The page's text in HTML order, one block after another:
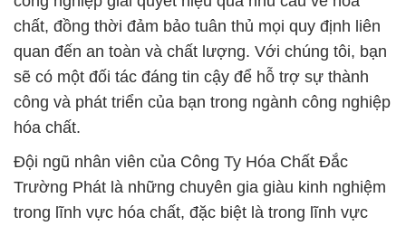
chất, đồng thời đảm bảo tuân thủ mọi quy định liên
quan đến an toàn và chất lượng. Với chúng tôi, bạn
sẽ có một đối tác đáng tin cậy để hỗ trợ sự thành
công và phát triển của bạn trong ngành công nghiệp
hóa chất.
Đội ngũ nhân viên của Công Ty Hóa Chất Đắc
Trường Phát là những chuyên gia giàu kinh nghiệm
trong lĩnh vực hóa chất, đặc biệt là trong lĩnh vực